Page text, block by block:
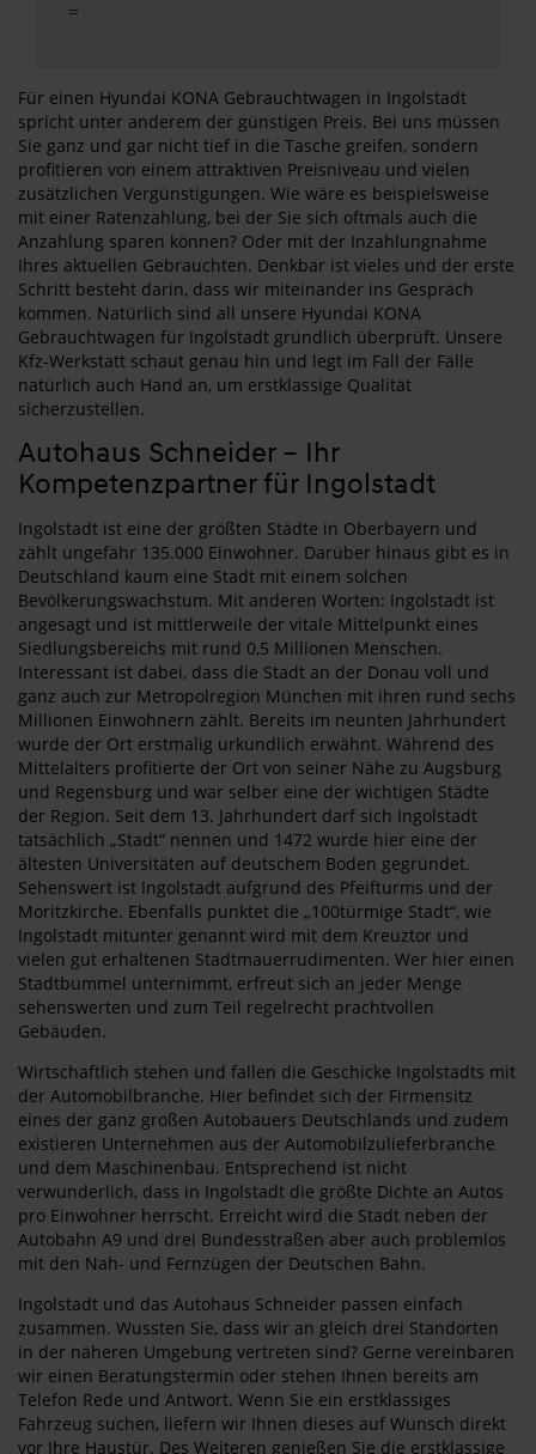
=
Für einen Hyundai KONA Gebrauchtwagen in Ingolstadt
spricht unter anderem der günstigen Preis. Bei uns müssen
Sie ganz und gar nicht tief in die Tasche greifen, sondern
profitieren von einem attraktiven Preisniveau und vielen
zusätzlichen Vergünstigungen. Wie wäre es beispielsweise
mit einer Ratenzahlung, bei der Sie sich oftmals auch die
Anzahlung sparen können? Oder mit der Inzahlungnahme
Ihres aktuellen Gebrauchten. Denkbar ist vieles und der erste
Schritt besteht darin, dass wir miteinander ins Gespräch
kommen. Natürlich sind all unsere Hyundai KONA
Gebrauchtwagen für Ingolstadt gründlich überprüft. Unsere
Kfz-Werkstatt schaut genau hin und legt im Fall der Fälle
natürlich auch Hand an, um erstklassige Qualität
sicherzustellen.
Autohaus Schneider – Ihr
Kompetenzpartner für Ingolstadt
Ingolstadt ist eine der größten Städte in Oberbayern und
zählt ungefähr 135.000 Einwohner. Darüber hinaus gibt es in
Deutschland kaum eine Stadt mit einem solchen
Bevölkerungswachstum. Mit anderen Worten: Ingolstadt ist
angesagt und ist mittlerweile der vitale Mittelpunkt eines
Siedlungsbereichs mit rund 0,5 Millionen Menschen.
Interessant ist dabei, dass die Stadt an der Donau voll und
ganz auch zur Metropolregion München mit ihren rund sechs
Millionen Einwohnern zählt. Bereits im neunten Jahrhundert
wurde der Ort erstmalig urkundlich erwähnt. Während des
Mittelalters profitierte der Ort von seiner Nähe zu Augsburg
und Regensburg und war selber eine der wichtigen Städte
der Region. Seit dem 13. Jahrhundert darf sich Ingolstadt
tatsächlich „Stadt“ nennen und 1472 wurde hier eine der
ältesten Universitäten auf deutschem Boden gegründet.
Sehenswert ist Ingolstadt aufgrund des Pfeifturms und der
Moritzkirche. Ebenfalls punktet die „100türmige Stadt“, wie
Ingolstadt mitunter genannt wird mit dem Kreuztor und
vielen gut erhaltenen Stadtmauerrudimenten. Wer hier einen
Stadtbummel unternimmt, erfreut sich an jeder Menge
sehenswerten und zum Teil regelrecht prachtvollen
Gebäuden.
Wirtschaftlich stehen und fallen die Geschicke Ingolstadts mit
der Automobilbranche. Hier befindet sich der Firmensitz
eines der ganz großen Autobauers Deutschlands und zudem
existieren Unternehmen aus der Automobilzulieferbranche
und dem Maschinenbau. Entsprechend ist nicht
verwunderlich, dass in Ingolstadt die größte Dichte an Autos
pro Einwohner herrscht. Erreicht wird die Stadt neben der
Autobahn A9 und drei Bundesstraßen aber auch problemlos
mit den Nah- und Fernzügen der Deutschen Bahn.
Ingolstadt und das Autohaus Schneider passen einfach
zusammen. Wussten Sie, dass wir an gleich drei Standorten
in der näheren Umgebung vertreten sind? Gerne vereinbaren
wir einen Beratungstermin oder stehen Ihnen bereits am
Telefon Rede und Antwort. Wenn Sie ein erstklassiges
Fahrzeug suchen, liefern wir Ihnen dieses auf Wunsch direkt
vor Ihre Haustür. Des Weiteren genießen Sie die erstklassige